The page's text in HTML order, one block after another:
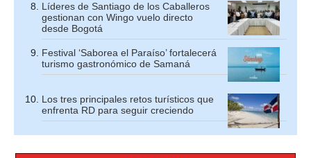
Líderes de Santiago de los Caballeros
gestionan con Wingo vuelo directo
desde Bogotá
Festival ‘Saborea el Paraíso’ fortalecerá
turismo gastronómico de Samaná
Los tres principales retos turísticos que
enfrenta RD para seguir creciendo